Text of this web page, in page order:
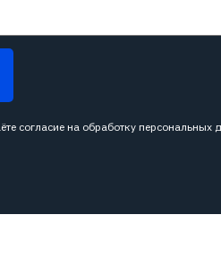
согласие на обработку персональных